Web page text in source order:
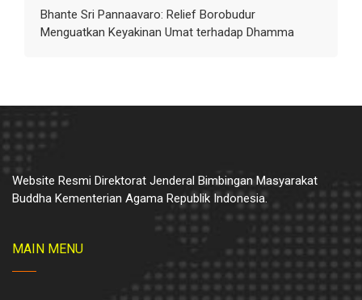
Bhante Sri Pannaavaro: Relief Borobudur
Menguatkan Keyakinan Umat terhadap Dhamma
Website Resmi Direktorat Jenderal Bimbingan Masyarakat
Buddha Kementerian Agama Republik Indonesia.
MAIN MENU